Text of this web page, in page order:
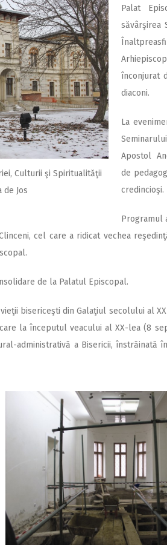
Culturii şi Spiritualităţii
Jos
Palat
săvârşirea
înconjurat
diaconi.
La
Apostol
de
credincioşi.
Programul
cel care a ridicat vechea
de la Palatul Episcopal.
bisericeşti din Galaţiul secolului al
la începutul veacului al XX-lea (8
administrativă a Bisericii, înstrăinată